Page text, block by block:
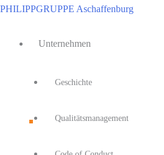
Zum
springen
PHILIPPGRUPPE Aschaffenburg
Unternehmen
Geschichte
Qualitätsmanagement